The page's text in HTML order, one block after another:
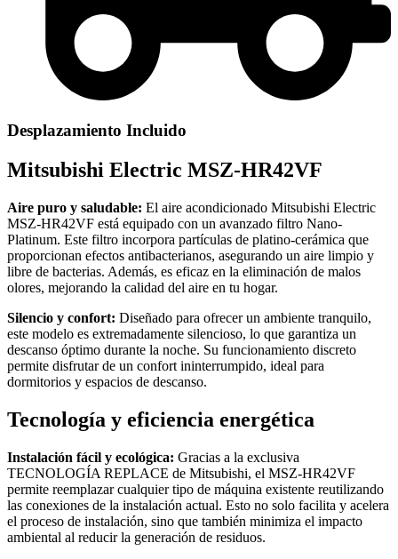
Desplazamiento Incluido
Mitsubishi Electric MSZ-HR42VF
Aire puro y saludable: El aire acondicionado Mitsubishi Electric
MSZ-HR42VF está equipado con un avanzado filtro Nano-
Platinum. Este filtro incorpora partículas de platino-cerámica que
proporcionan efectos antibacterianos, asegurando un aire limpio y
libre de bacterias. Además, es eficaz en la eliminación de malos
olores, mejorando la calidad del aire en tu hogar.
Silencio y confort: Diseñado para ofrecer un ambiente tranquilo,
este modelo es extremadamente silencioso, lo que garantiza un
descanso óptimo durante la noche. Su funcionamiento discreto
permite disfrutar de un confort ininterrumpido, ideal para
dormitorios y espacios de descanso.
Tecnología y eficiencia energética
Instalación fácil y ecológica: Gracias a la exclusiva
TECNOLOGÍA REPLACE de Mitsubishi, el MSZ-HR42VF
permite reemplazar cualquier tipo de máquina existente reutilizando
las conexiones de la instalación actual. Esto no solo facilita y acelera
el proceso de instalación, sino que también minimiza el impacto
ambiental al reducir la generación de residuos.